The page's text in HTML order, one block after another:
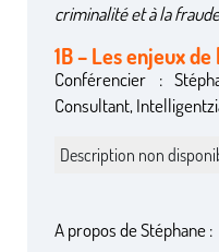
criminalité et à la
1B – Les enjeux
Conférencier :
Consultant,
Description non
A propos de Stéphane :